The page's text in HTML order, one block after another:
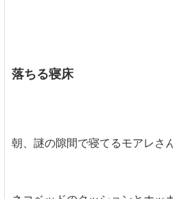
落ちる寝床
朝、謎の隙間で寝てるモアレさ